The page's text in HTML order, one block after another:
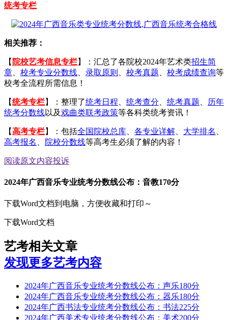
统考专栏
相关推荐：
【 院校艺考信息专栏】：汇总了各院校2024年艺术类招生简
章
校考专业分数线 录取原则 校考真题 校考成绩查询等
校考全流程所需信息！
【统考专栏】：整理了统考日程 统考查分 统考真题
历年
统考分数线以及 戏曲类联考政策等各科类统考资讯！
【高考专栏】：包括全国院校总库 各专业详解 大学排名
高考报名
院校分数线等高考生必须了解的内容！
阅读原文内容投诉
2024年广西音乐专业统考分数线公布：音教170分
下载Word文档到电脑，方便收藏和打印～
下载Word文档
艺考相关文章
发现更多艺考内容
2024年广西音乐专业统考分数线公布：声乐180分
2024年广西音乐专业统考分数线公布：器乐180分
2024年广西书法专业统考分数线公布：书法225分
2024年广西美术专业统考分数线公布：美术200分